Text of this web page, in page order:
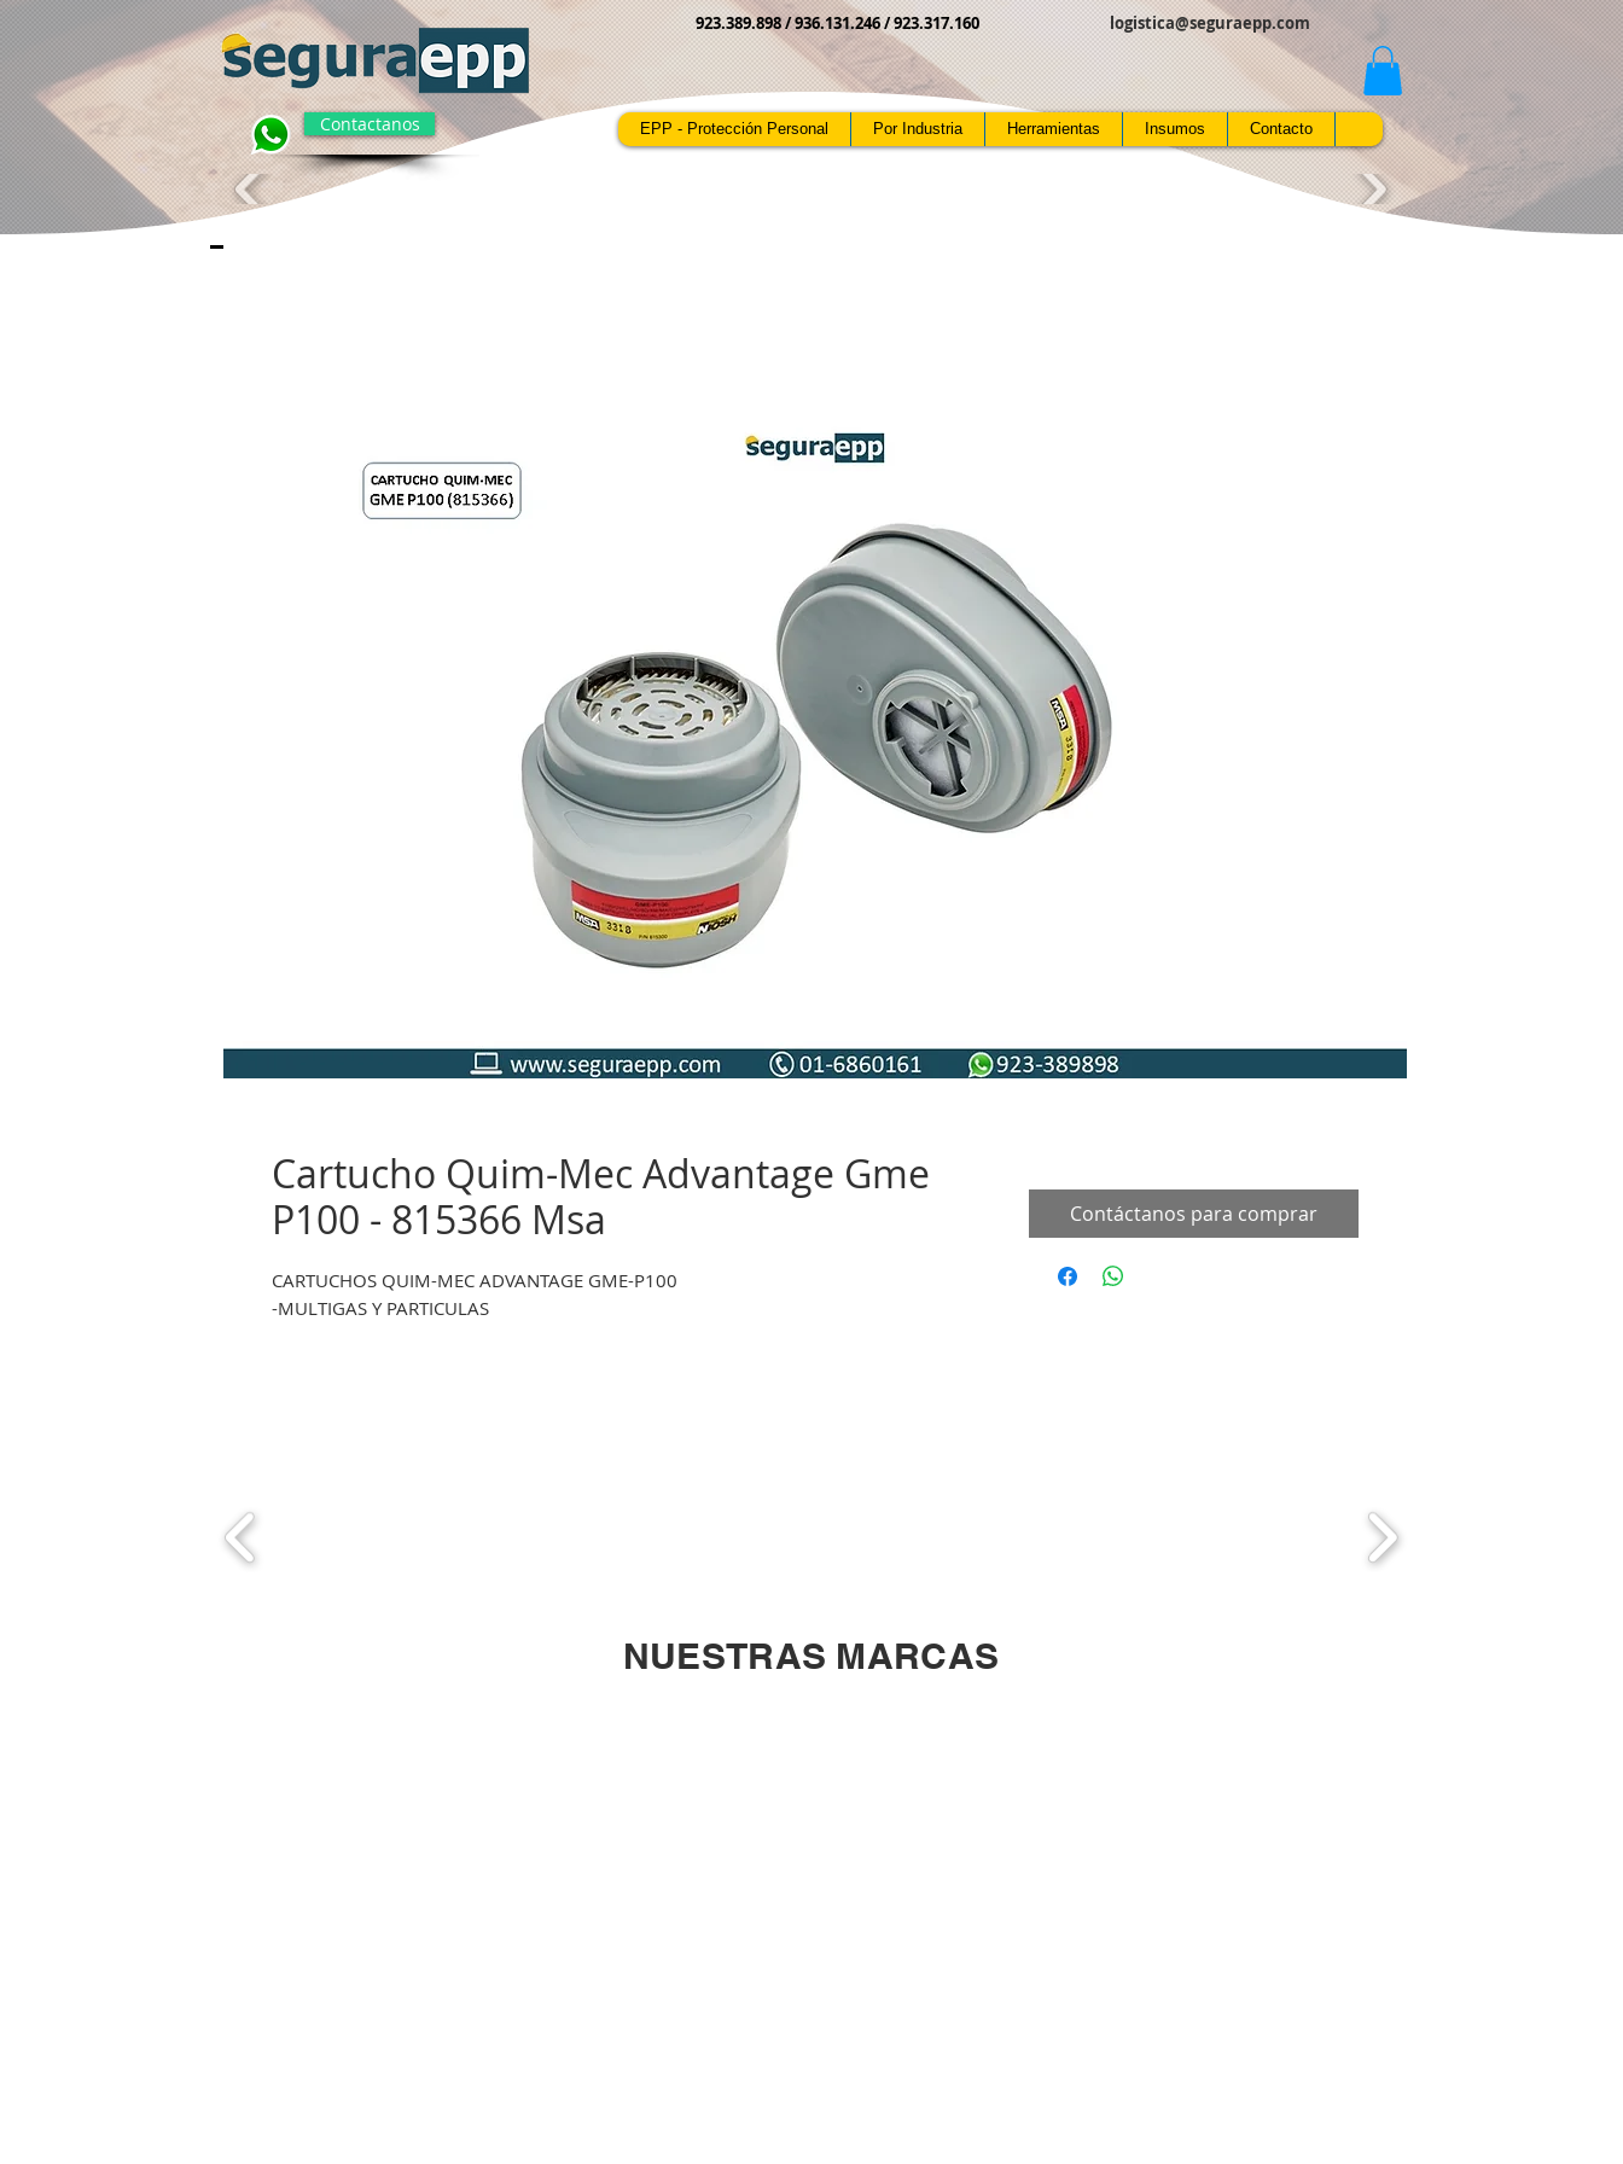
Contactanos
923.389.898 /936.131.246 / 923.317.160 logistica@seguraepp.com
EPP - Protección Personal Por Industria Herramientas Insumos Contacto
Cartucho Quim-Mec Advantage Gme
P100 - 815366 Msa
CARTUCHOS QUIM-MEC ADVANTAGE GME-P100
-MULTIGAS Y PARTICULAS
Contáctanos para comprar
NUESTRAS MARCAS